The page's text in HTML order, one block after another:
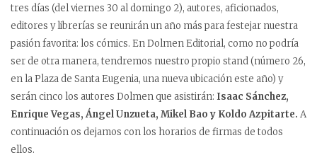
tres días (del viernes 30 al domingo 2), autores, aficionados,
editores y librerías se reunirán un año más para festejar nuestra
pasión favorita: los cómics. En Dolmen Editorial, como no podría
ser de otra manera, tendremos nuestro propio stand (número 26,
en la Plaza de Santa Eugenia, una nueva ubicación este año) y
serán cinco los autores Dolmen que asistirán: Isaac Sánchez,
Enrique Vegas, Ángel Unzueta, Mikel Bao y Koldo Azpitarte. A
continuación os dejamos con los horarios de firmas de todos
ellos.